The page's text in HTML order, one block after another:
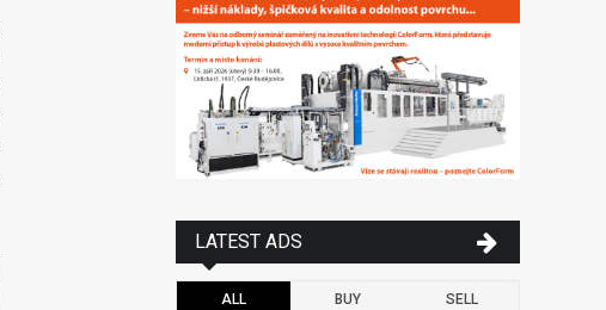
LATEST ADS
ALL BUY SELL